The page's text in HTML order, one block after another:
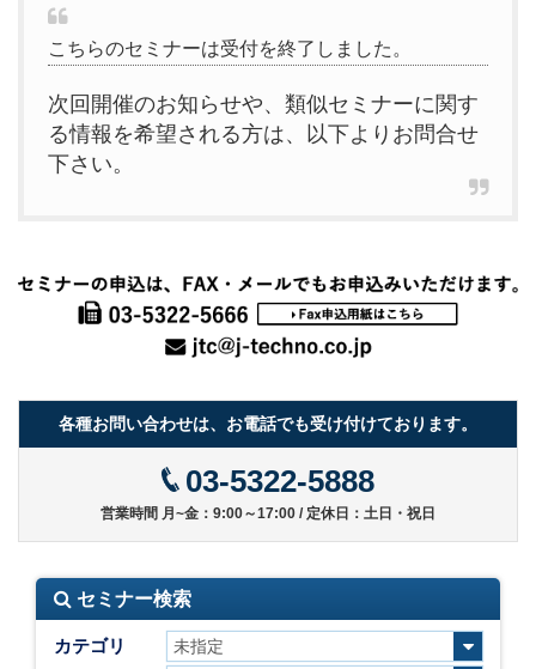
こちらのセミナーは受付を終了しました。
次回開催のお知らせや、類似セミナーに関す
る情報を希望される方は、以下よりお問合せ
下さい。
各種お問い合わせは、お電話でも受け付けております。
03-5322-5888
営業時間 月~金：9:00～17:00 / 定休日：土日・祝日
セミナー検索
カテゴリ